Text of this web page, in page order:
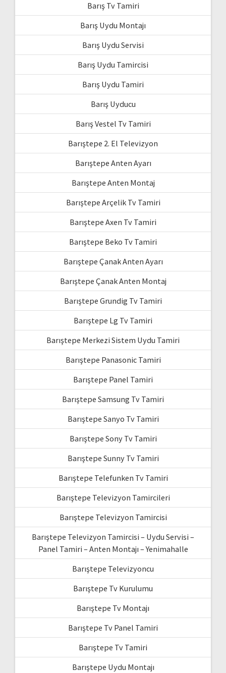
Barış Tv Tamiri
Barış Uydu Montajı
Barış Uydu Servisi
Barış Uydu Tamircisi
Barış Uydu Tamiri
Barış Uyducu
Barış Vestel Tv Tamiri
Barıştepe 2. El Televizyon
Barıştepe Anten Ayarı
Barıştepe Anten Montaj
Barıştepe Arçelik Tv Tamiri
Barıştepe Axen Tv Tamiri
Barıştepe Beko Tv Tamiri
Barıştepe Çanak Anten Ayarı
Barıştepe Çanak Anten Montaj
Barıştepe Grundig Tv Tamiri
Barıştepe Lg Tv Tamiri
Barıştepe Merkezi Sistem Uydu Tamiri
Barıştepe Panasonic Tamiri
Barıştepe Panel Tamiri
Barıştepe Samsung Tv Tamiri
Barıştepe Sanyo Tv Tamiri
Barıştepe Sony Tv Tamiri
Barıştepe Sunny Tv Tamiri
Barıştepe Telefunken Tv Tamiri
Barıştepe Televizyon Tamircileri
Barıştepe Televizyon Tamircisi
Barıştepe Televizyon Tamircisi – Uydu Servisi –
Panel Tamiri – Anten Montajı – Yenimahalle
Barıştepe Televizyoncu
Barıştepe Tv Kurulumu
Barıştepe Tv Montajı
Barıştepe Tv Panel Tamiri
Barıştepe Tv Tamiri
Barıştepe Uydu Montajı